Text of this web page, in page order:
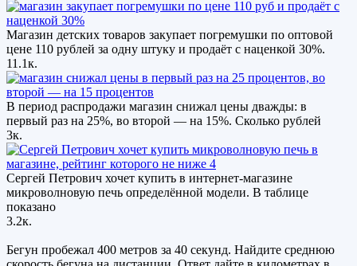
Магазин детских товаров закупает погремушки по оптовой
цене 110 рублей за одну штуку и продаёт с наценкой 30%.
11.1к.
В период распродажи магазин снижал цены дважды: в
первый раз на 25%, во второй — на 15%. Сколько рублей
3к.
Сергей Петрович хочет купить в интернет-магазине
микроволновую печь определённой модели. В таблице
показано
3.2к.
Бегун пробежал 400 метров за 40 секунд. Найдите среднюю